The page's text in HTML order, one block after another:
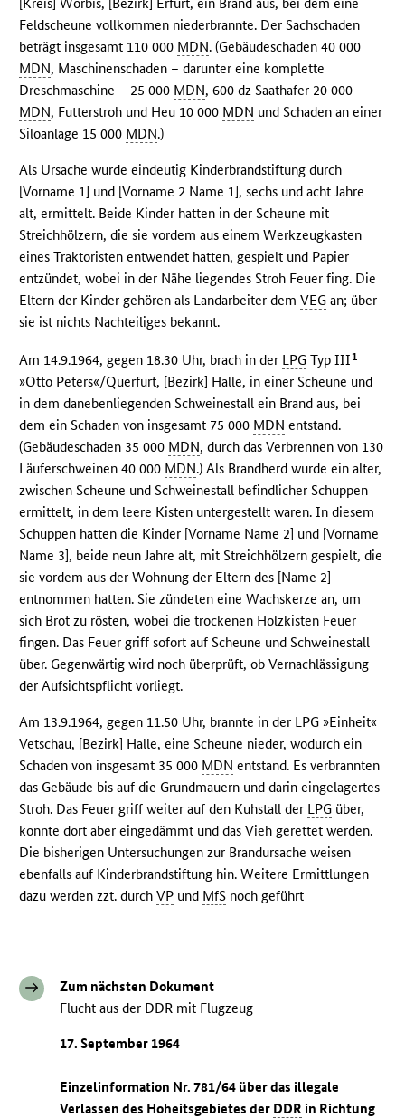
[Kreis] Worbis, [Bezirk] Erfurt, ein Brand aus, bei dem eine
Feldscheune vollkommen niederbrannte. Der Sachschaden
beträgt insgesamt 110 000 MDN. (Gebäudeschaden 40 000
MDN, Maschinenschaden – darunter eine komplette
Dreschmaschine – 25 000 MDN, 600 dz Saathafer 20 000
MDN, Futterstroh und Heu 10 000 MDN und Schaden an einer
Siloanlage 15 000 MDN.)
Als Ursache wurde eindeutig Kinderbrandstiftung durch
[Vorname 1] und [Vorname 2 Name 1], sechs und acht Jahre
alt, ermittelt. Beide Kinder hatten in der Scheune mit
Streichhölzern, die sie vordem aus einem Werkzeugkasten
eines Traktoristen entwendet hatten, gespielt und Papier
entzündet, wobei in der Nähe liegendes Stroh Feuer fing. Die
Eltern der Kinder gehören als Landarbeiter demVEG an; über
sie ist nichts Nachteiliges bekannt.
Am 14.9.1964, gegen 18.30 Uhr, brach in der LPG Typ III1
»Otto Peters«/Querfurt, [Bezirk] Halle, in einer Scheune und
in dem danebenliegenden Schweinestall ein Brand aus, bei
dem ein Schaden von insgesamt 75 000 MDN entstand.
(Gebäudeschaden 35 000 MDN, durch das Verbrennen von 130
Läuferschweinen 40 000 MDN.) Als Brandherd wurde ein alter,
zwischen Scheune und Schweinestall befindlicher Schuppen
ermittelt, in dem leere Kisten untergestellt waren. In diesem
Schuppen hatten die Kinder [Vorname Name 2] und [Vorname
Name 3], beide neun Jahre alt, mit Streichhölzern gespielt, die
sie vordem aus der Wohnung der Eltern des [Name 2]
entnommen hatten. Sie zündeten eine Wachskerze an, um
sich Brot zu rösten, wobei die trockenen Holzkisten Feuer
fingen. Das Feuer griff sofort auf Scheune und Schweinestall
über. Gegenwärtig wird noch überprüft, ob Vernachlässigung
der Aufsichtspflicht vorliegt.
Am 13.9.1964, gegen 11.50 Uhr, brannte in der LPG »Einheit«
Vetschau, [Bezirk] Halle, eine Scheune nieder, wodurch ein
Schaden von insgesamt 35 000 MDN entstand. Es verbrannten
das Gebäude bis auf die Grundmauern und darin eingelagertes
Stroh. Das Feuer griff weiter auf den Kuhstall der LPG über,
konnte dort aber eingedämmt und das Vieh gerettet werden.
Die bisherigen Untersuchungen zur Brandursache weisen
ebenfalls auf Kinderbrandstiftung hin. Weitere Ermittlungen
dazu werden zzt. durchVP und MfS noch geführt
Zum nächsten Dokument
Flucht aus der DDR mit Flugzeug
17. September 1964
Einzelinformation Nr. 781/64 über das illegale
Verlassen des Hoheitsgebietes der DDR in Richtung